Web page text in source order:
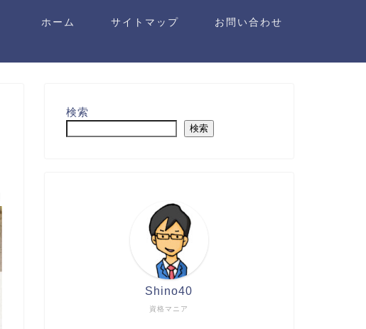
ホーム サイトマップ お問い合わせ
検索
検索
資格マニア
Shino40